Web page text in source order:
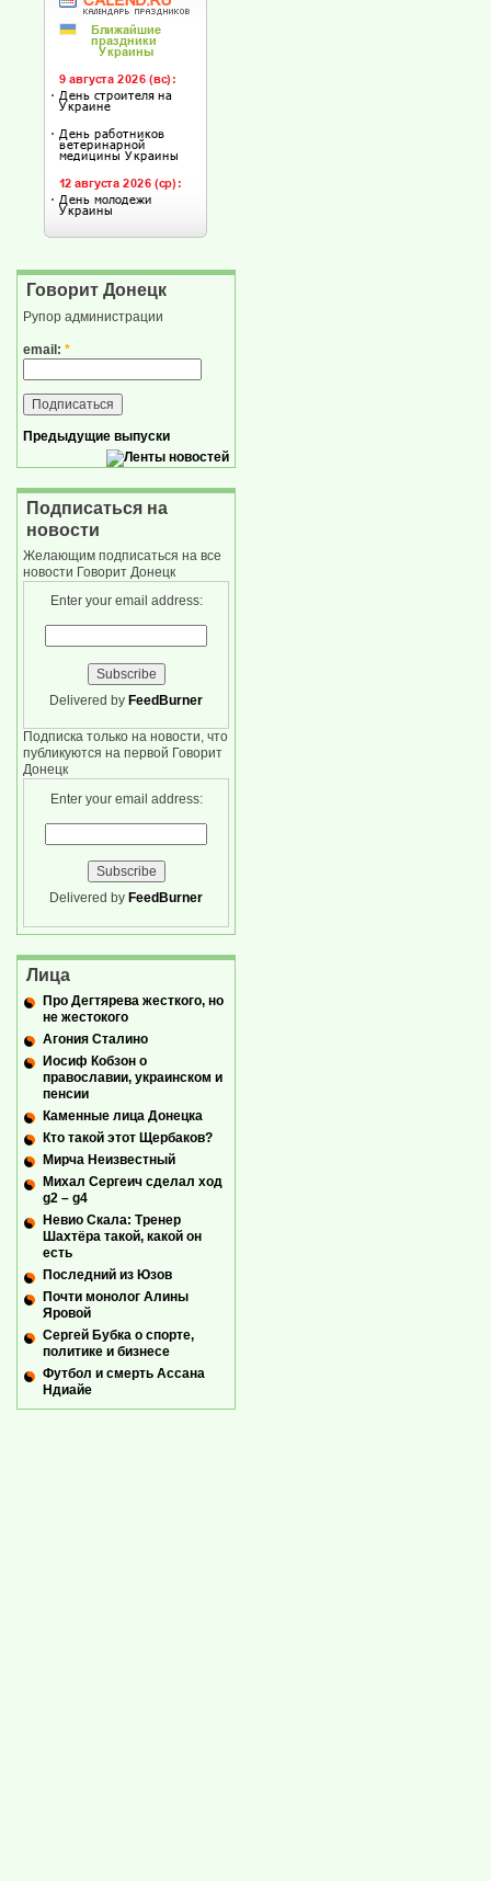
Говорит Донецк
Рупор администрации
email: *
Предыдущие выпуски
Подписаться на
новости
Желающим подписаться на все
новости Говорит Донецк
Enter your email address:
Delivered by FeedBurner
Подписка только на новости, что
публикуются на первой Говорит
Донецк
Enter your email address:
Delivered by FeedBurner
Лица
Про Дегтярева жесткого, но
не жестокого
Агония Сталино
Иосиф Кобзон о
православии, украинском и
пенсии
Каменные лица Донецка
Кто такой этот Щербаков?
Мирча Неизвестный
Михал Сергеич сделал ход
g2 – g4
Невио Скала: Тренер
Шахтёра такой, какой он
есть
Последний из Юзов
Почти монолог Алины
Яровой
Сергей Бубка о спорте,
политике и бизнесе
Футбол и смерть Ассана
Ндиайе